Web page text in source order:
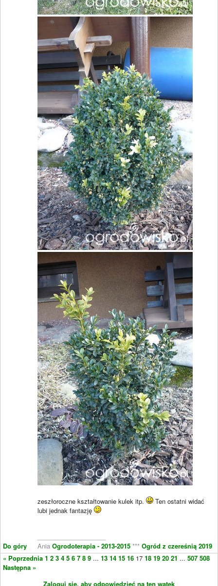
Do góry
zeszłoroczne kształtowanie kulek itp.
Ten ostatni widać
lubi jednak fantazję
Ania Ogrodoterapia - 2013-2015 *** Ogród z czereśnią 2019
« Poprzednia 1 2 3 4 5 6 7 8 9 ... 13 14 15 16 17 18 19 20 21 ... 507 508
Następna »
Zaloguj się, aby odpowiedzieć na ten wątek